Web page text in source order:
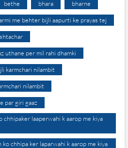
bethe bhara bharne
me behter bijli aapurti ke prayas tej
uthane per mil rahi dhamki
karmchari nilambit
nilambit
par giri gaaz
laaperwahi k aarop me kiya
chhipa ker laparwahi k aarop me kiya